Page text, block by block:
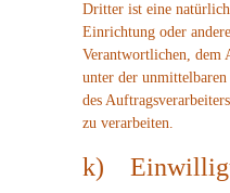
Dritter ist eine
Einrichtung oder
Verantwortlichen, dem
unter der
des
zu verarbeiten.
k)